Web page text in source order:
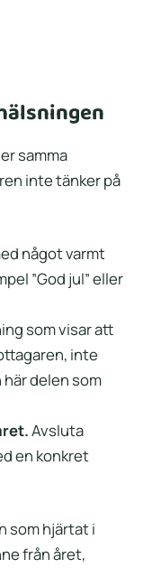
samma
inte tänker på
något varmt
”God jul” eller
som visar att
inte
delen som
Avsluta
en konkret
som hjärtat i
från året,